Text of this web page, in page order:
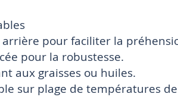
pour faciliter la
pour la robustesse.
aux graisses ou huiles.
sur plage de températures de